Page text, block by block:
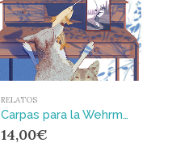
RELATOS
Carpas para la Wehrmacht
14,00€